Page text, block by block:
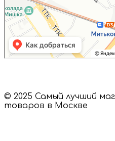
© 2025 Самый лучший
товаров в Москве